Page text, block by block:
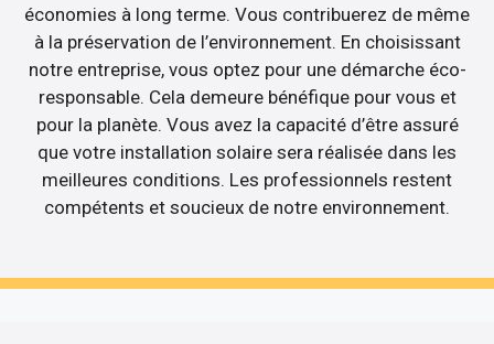
économies à long terme. Vous contribuerez de même
à la préservation de l’environnement. En choisissant
notre entreprise, vous optez pour une démarche éco-
responsable. Cela demeure bénéfique pour vous et
pour la planète. Vous avez la capacité d’être assuré
que votre installation solaire sera réalisée dans les
meilleures conditions. Les professionnels restent
compétents et soucieux de notre environnement.